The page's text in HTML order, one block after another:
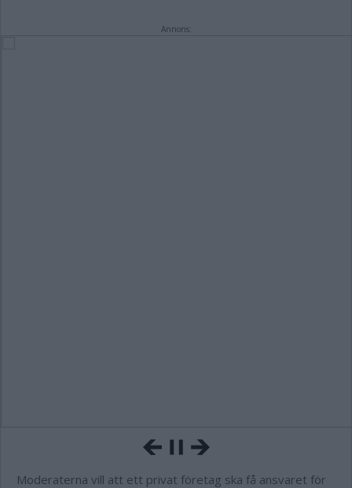
Annons:
Moderaterna vill att ett privat företag ska få ansvaret för